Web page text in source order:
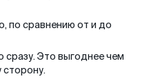
по сравнению от и до
сразу. Это выгоднее чем
сторону.